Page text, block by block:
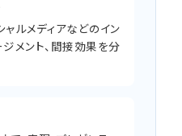
ャルメディアなどのイン
ジメント、間接効果を分